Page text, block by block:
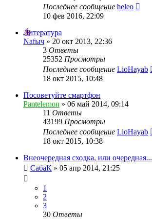
Последнее сообщение heleo
10 фев 2016, 22:09
Литература
Nafыч » 20 окт 2013, 22:36
3 Ответы
25352 Просмотры
Последнее сообщение LioHayab
18 окт 2015, 10:48
Посоветуйте смартфон
Pantelemon » 06 май 2014, 09:14
11 Ответы
43199 Просмотры
Последнее сообщение LioHayab
18 окт 2015, 10:38
Внеочередная сходка, или очередная...
СабаК » 05 апр 2014, 21:25
1
2
3
30 Ответы